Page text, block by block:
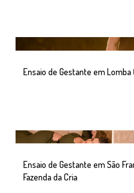
Ensaio de Gestante em Lomba
Ensaio de Gestante em São
Fazenda da Cria